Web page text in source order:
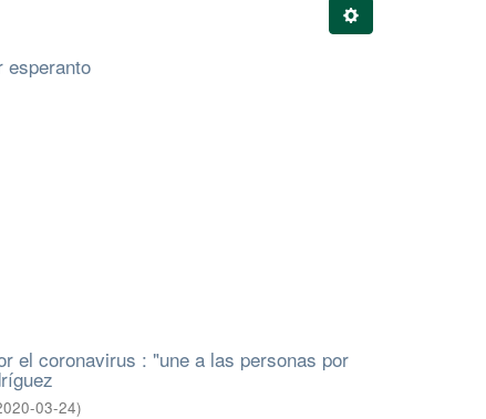
esperanto
el coronavirus : "une a las personas por
03-24)